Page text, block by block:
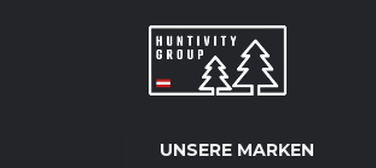
UNSERE MARKEN